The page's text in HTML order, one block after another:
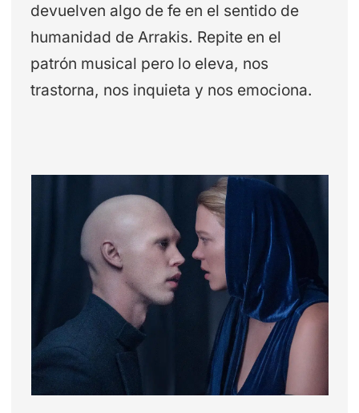
devuelven algo de fe en el sentido de
humanidad de Arrakis. Repite en el
patrón musical pero lo eleva, nos
trastorna, nos inquieta y nos emociona.